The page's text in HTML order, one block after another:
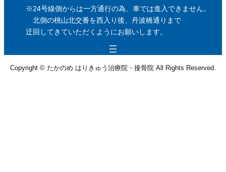
※24号線側からは一方通行の為、車では進入できません。
北側の桃山北交番を西入り後、丹波橋通りまで
迂回してきていただくようにお願いします。
Copyright © たかのめ はりきゅう治療院・接骨院 All Rights Reserved.